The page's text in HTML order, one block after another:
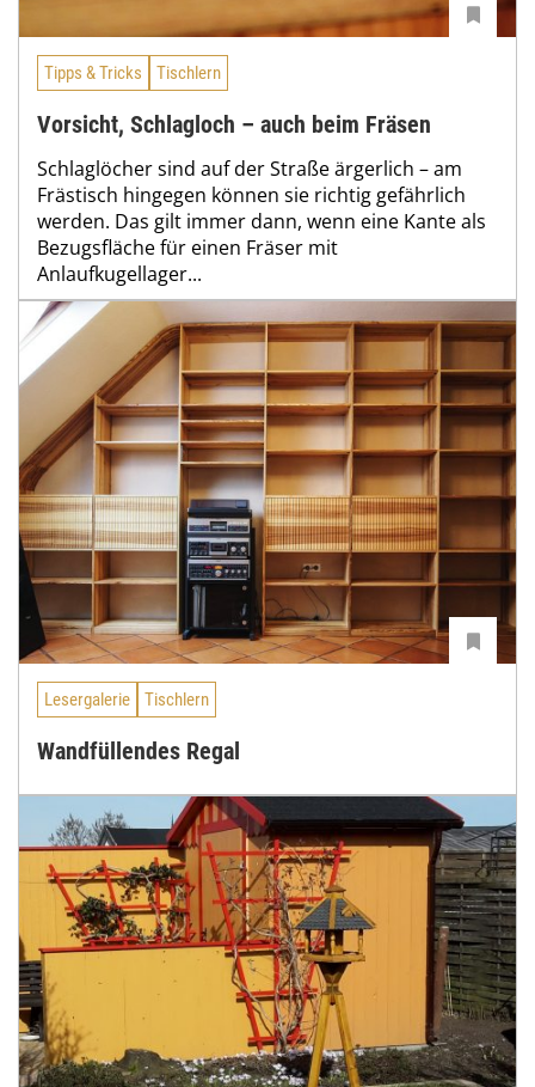
Tipps & Tricks Tischlern
Vorsicht, Schlagloch – auch beim Fräsen
Schlaglöcher sind auf der Straße ärgerlich – am
Frästisch hingegen können sie richtig gefährlich
werden. Das gilt immer dann, wenn eine Kante als
Bezugsfläche für einen Fräser mit
Anlaufkugellager...
Lesergalerie Tischlern
Wandfüllendes Regal